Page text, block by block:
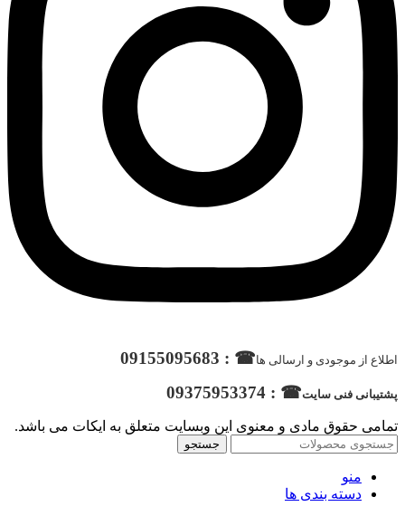
اطلاع از موجودی و ارسالی ها☎ : 09155095683
پشتیبانی فنی سایت☎ : 09375953374
تمامی حقوق مادی و معنوی این وبسایت متعلق به ایکات می باشد.
جستجو
منو
دسته بندی ها